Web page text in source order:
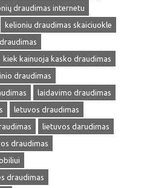
draudimas internetu
kelioniu draudimas skaiciuokle
kiek kainuoja kasko draudimas
draudimas
laidavimo draudimas
letuvos draudimas
lietuvos darudimas
draudimas
draudimas